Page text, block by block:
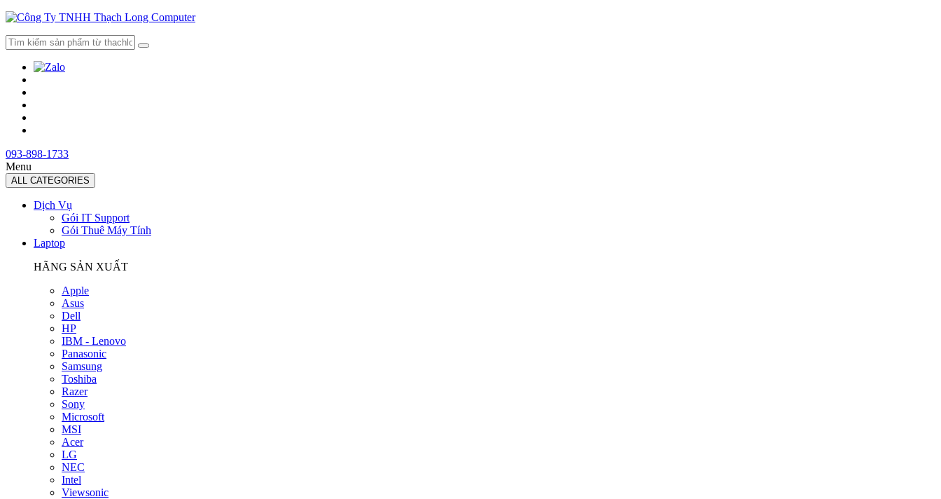
093-898-1733
Menu
ALL CATEGORIES
Dịch Vụ
Gói IT Support
Gói Thuê Máy Tính
Laptop
HÃNG SẢN XUẤT
Apple
Asus
Dell
HP
IBM - Lenovo
Panasonic
Samsung
Toshiba
Razer
Sony
Microsoft
MSI
Acer
LG
NEC
Intel
Viewsonic